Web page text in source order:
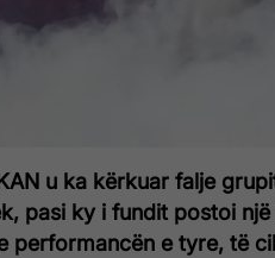
u ka kërkuar falje
pasi ky i fundit postoi
performancën e tyre, të